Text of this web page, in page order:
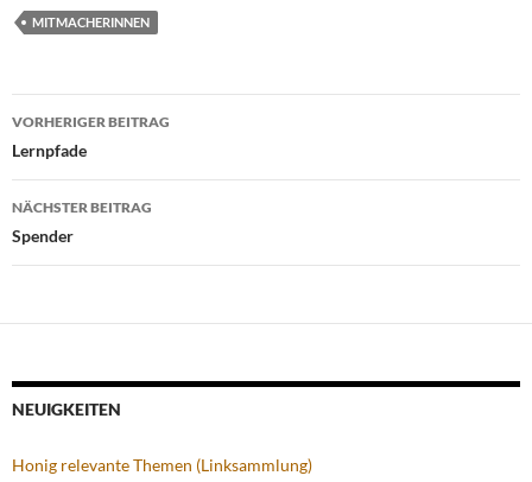
MITMACHERINNEN
Beitragsnavigation
VORHERIGER BEITRAG
Lernpfade
NÄCHSTER BEITRAG
Spender
NEUIGKEITEN
Honig relevante Themen (Linksammlung)